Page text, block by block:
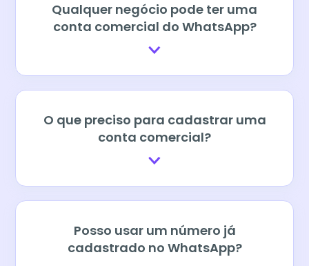
Qualquer negócio pode ter uma
conta comercial do WhatsApp?
O que preciso para cadastrar uma
conta comercial?
Posso usar um número já
cadastrado no WhatsApp?